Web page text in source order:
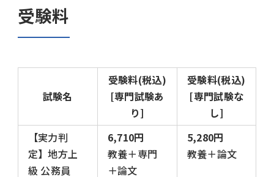
受験料
試験名
受験料(税込)
[専門試験あ
り]
受験料(税込)
[専門試験な
し]
【実力判
定】地方上
級 公務員
6,710円
教養＋専門
＋論文
5,280円
教養＋論文